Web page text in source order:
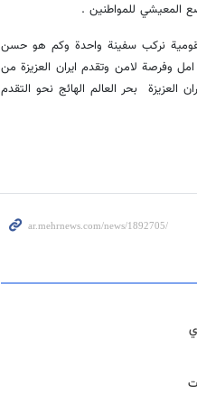
المعيشي للمواطنين .
نركب سفينة واحدة وكم هو حسن
وفرصة لامن وتقدم ايران العزيزة من
العزيزة بحر العالم الهائج نحو التقدم